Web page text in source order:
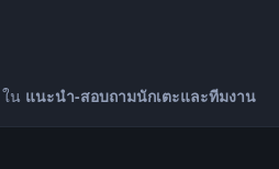
ใน แนะนำ-สอบถามนักเตะและทีมงาน